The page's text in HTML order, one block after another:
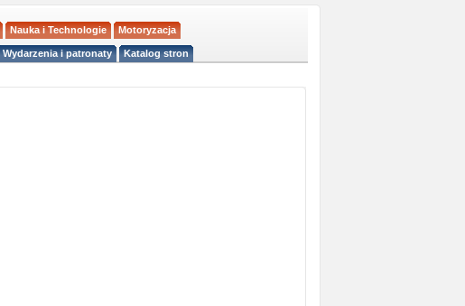
Nauka i Technologie Motoryzacja
Wydarzenia i patronaty Katalog stron